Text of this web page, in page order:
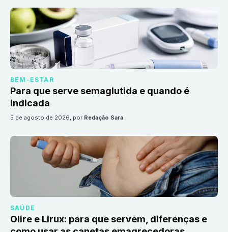
BEM-ESTAR
Para que serve semaglutida e quando é
indicada
5 de agosto de 2026, por Redação Sara
SAÚDE
Olire e Lirux: para que servem, diferenças e